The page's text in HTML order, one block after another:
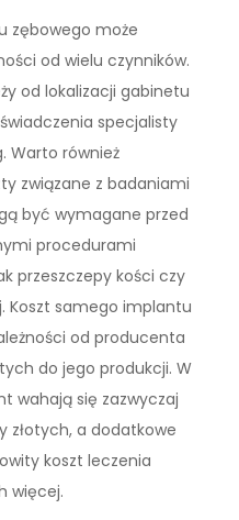
zębowego może
od wielu czynników.
od lokalizacji gabinetu
specjalisty
Warto również
związane z badaniami
być wymagane przed
procedurami
przeszczepy kości czy
Koszt samego implantu
od producenta
do jego produkcji. W
wahają się zazwyczaj
złotych, a dodatkowe
koszt leczenia
więcej.